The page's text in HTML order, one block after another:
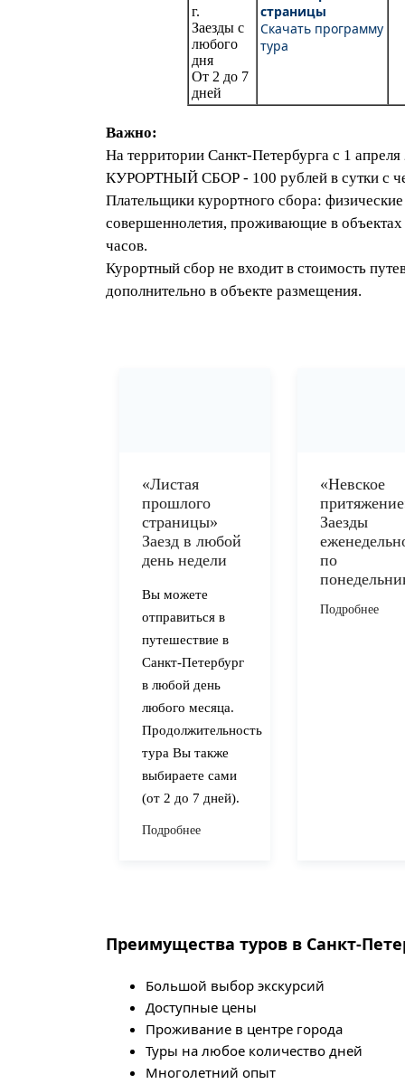
г.
Заезды с
любого
дня
От 2 до 7
дней
страницы
Скачать программу
тура
Важно:
На территории Санкт-Петербурга с 1
КУРОРТНЫЙ СБОР - 100 рублей в сутки с
Плательщики курортного сбора:
совершеннолетия, проживающие в
часов.
Курортный сбор не входит в стоимость
дополнительно в объекте размещения.
«Листая
прошлого
страницы»
Заезд в любой
день недели
Вы можете
отправиться в
путешествие в
Санкт-Петербург
в любой день
любого месяца.
Продолжительность
тура Вы также
выбираете сами
(от 2 до 7 дней).
Подробнее
«Невское
Заезды
по
Подробнее
Преимущества туров в Санкт-
Большой выбор экскурсий
Доступные цены
Проживание в центре города
Туры на любое количество дней
Многолетний опыт